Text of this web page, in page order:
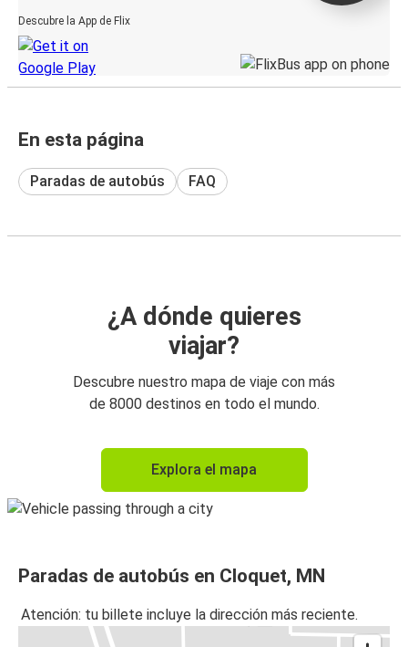
Descubre la App de Flix
En esta página
Paradas de autobús FAQ
¿A dónde quieres
viajar?
Descubre nuestro mapa de viaje con más
de 8000 destinos en todo el mundo.
Explora el mapa
Paradas de autobús en Cloquet, MN
Atención: tu billete incluye la dirección más reciente.